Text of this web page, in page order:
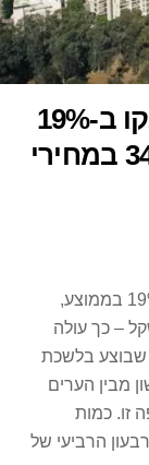
מחירי הדירות ברמת גן זינקו ב-19%
בשנת 2020; קפיצה של 34% במחירי
מחירי הדירות ברמת גן עלו בשנת 2020 ב-19% בממוצע,
על 2.391 מיליון שקל – כך עולה
שבוצע בלשכת
מבין הערים
זו. כמות
ירדה בכ-16% והסתכמה ב-633 ברבעון הרביעי של